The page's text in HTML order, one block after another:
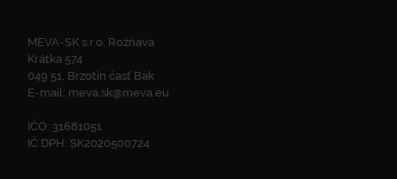
MEVA-SK s.r.o. Rožňava
Krátka 574
049 51, Brzotín časť Bak
E-mail: meva.sk@meva.eu
IČO: 31681051
IČ DPH: SK2020500724